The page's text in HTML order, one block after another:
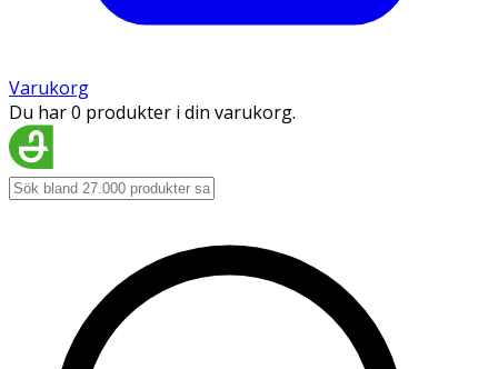
Varukorg
Du har 0 produkter i din varukorg.